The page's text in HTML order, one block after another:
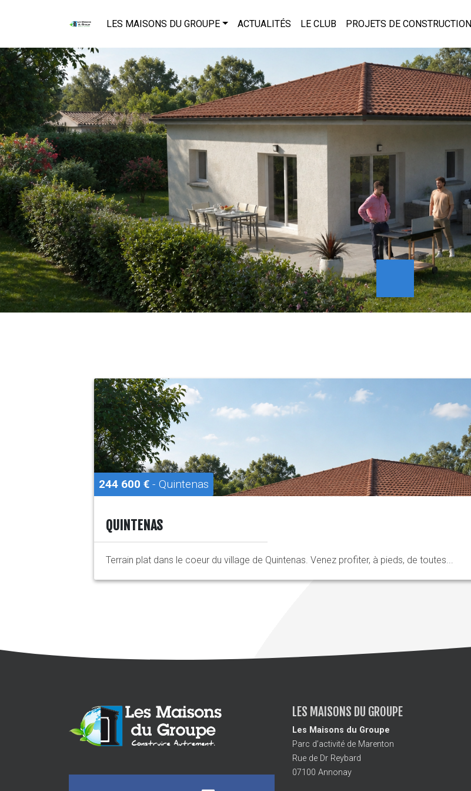
LES MAISONS DU GROUPE ACTUALITÉS LE CLUB PROJETS DE CONSTRUCTION
244 600 € - Quintenas
QUINTENAS
Terrain plat dans le coeur du village de Quintenas. Venez profiter, à pieds, de toutes...
LES MAISONS DU GROUPE
Les Maisons du Groupe
Parc d’activité de Marenton
Rue de Dr Reybard
07100 Annonay